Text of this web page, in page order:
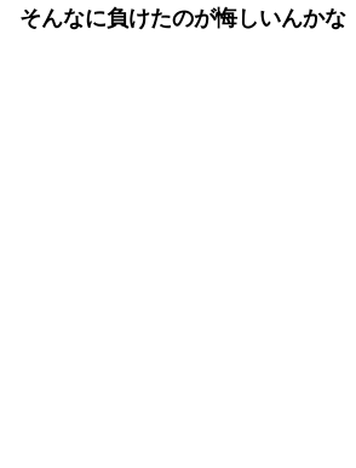
そんなに負けたのが悔しいんかな